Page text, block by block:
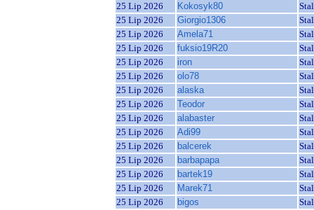
25 Lip 2026
Kokosyk80
25 Lip 2026
Giorgio1306
25 Lip 2026
Amela71
25 Lip 2026
fuksio19R20
25 Lip 2026
iron
25 Lip 2026
olo78
25 Lip 2026
alaska
25 Lip 2026
Teodor
25 Lip 2026
alabaster
25 Lip 2026
Adi99
25 Lip 2026
balcerek
25 Lip 2026
barbapapa
25 Lip 2026
bartek19
25 Lip 2026
Marek71
25 Lip 2026
bigos